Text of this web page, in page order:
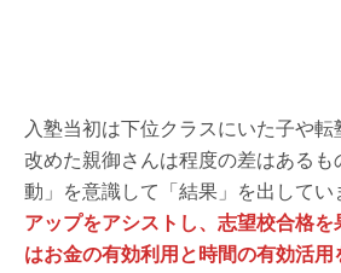
入塾当初は下位クラスにいた子や
改めた親御さんは程度の差はある
動」を意識して「結果」を出してい
アップをアシストし、志望校合格
はお金の有効利用と時間の有効活